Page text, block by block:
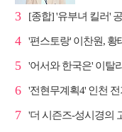
3
4
5
6
7